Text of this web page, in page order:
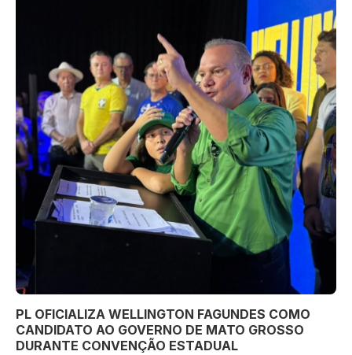
PL OFICIALIZA WELLINGTON FAGUNDES COMO
CANDIDATO AO GOVERNO DE MATO GROSSO
DURANTE CONVENÇÃO ESTADUAL